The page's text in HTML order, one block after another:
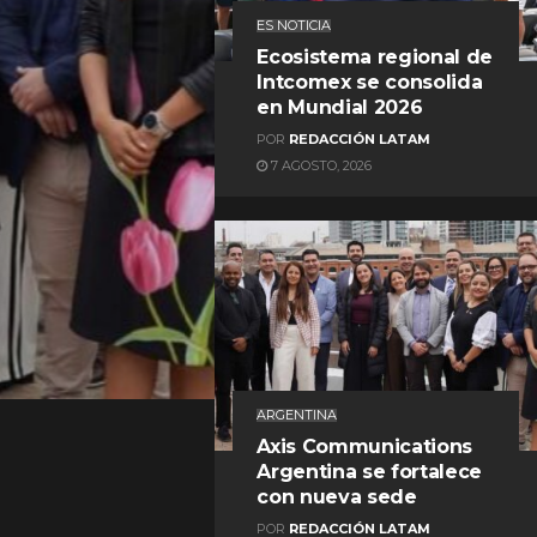
ES NOTICIA
Ecosistema regional de
Intcomex se consolida
en Mundial 2026
POR REDACCIÓN LATAM
7 AGOSTO, 2026
ARGENTINA
Axis Communications
Argentina se fortalece
con nueva sede
POR REDACCIÓN LATAM